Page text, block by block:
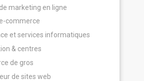
marketing en ligne
commerce
et services informatiques
& centres
de gros
de sites web